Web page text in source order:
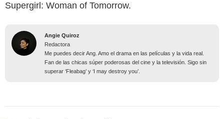
Supergirl: Woman of Tomorrow.
Angie Quiroz
Redactora
Me puedes decir Ang. Amo el drama en las películas y la vida real.
Fan de las chicas súper poderosas del cine y la televisión. Sigo sin
superar ‘Fleabag’ y ‘I may destroy you’.